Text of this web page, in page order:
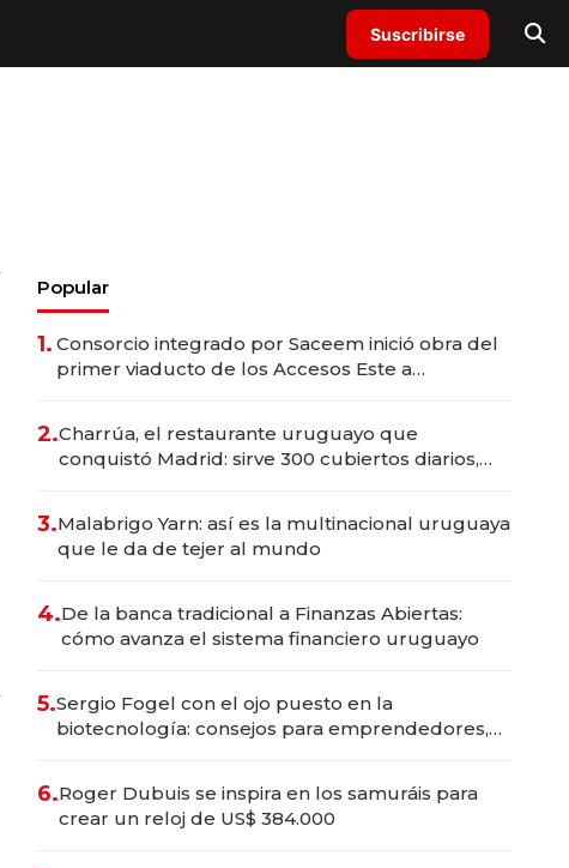
Suscribirse
Popular
1. Consorcio integrado por Saceem inició obra del
primer viaducto de los Accesos Este a
2.Charrúa, el restaurante uruguayo que
conquistó Madrid: sirve 300 cubiertos diarios,
3.Malabrigo Yarn: así es la multinacional uruguaya
que le da de tejer al mundo
4.De la banca tradicional a Finanzas Abiertas:
cómo avanza el sistema financiero uruguayo
5.Sergio Fogel con el ojo puesto en la
biotecnología: consejos para emprendedores,
6.Roger Dubuis se inspira en los samuráis para
crear un reloj de US$ 384.000